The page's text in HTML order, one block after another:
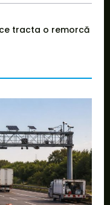
tracta o remorcă